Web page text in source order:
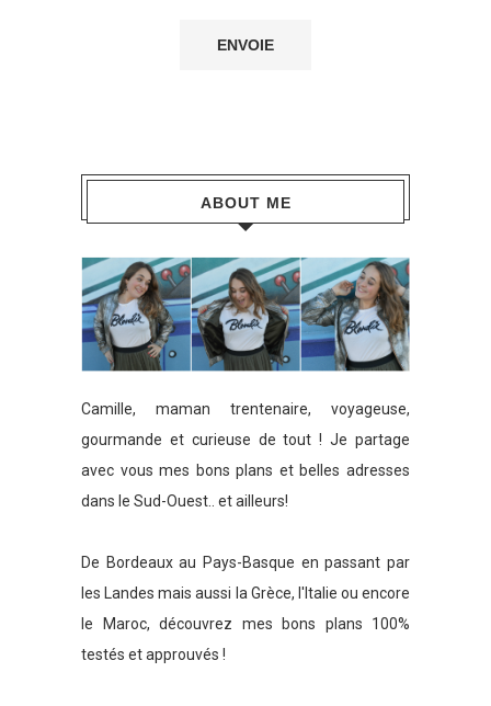
ABOUT ME
Camille, maman trentenaire, voyageuse,
gourmande et curieuse de tout ! Je partage
avec vous mes bons plans et belles adresses
dans le Sud-Ouest.. et ailleurs!
De Bordeaux au Pays-Basque en passant par
les Landes mais aussi la Grèce, l'Italie ou encore
le Maroc, découvrez mes bons plans 100%
testés et approuvés !